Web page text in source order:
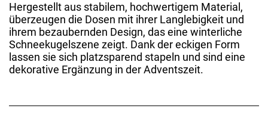
Hergestellt aus stabilem, hochwertigem Material,
überzeugen die Dosen mit ihrer Langlebigkeit und
ihrem bezaubernden Design, das eine winterliche
Schneekugelszene zeigt. Dank der eckigen Form
lassen sie sich platzsparend stapeln und sind eine
dekorative Ergänzung in der Adventszeit.